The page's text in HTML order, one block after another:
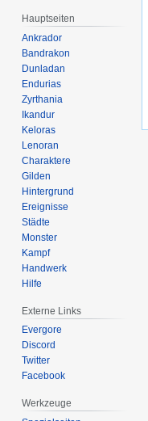
Hauptseiten
Ankrador
Bandrakon
Dunladan
Endurias
Zyrthania
Ikandur
Keloras
Lenoran
Charaktere
Gilden
Hintergrund
Ereignisse
Städte
Monster
Kampf
Handwerk
Hilfe
Externe Links
Evergore
Discord
Twitter
Facebook
Werkzeuge